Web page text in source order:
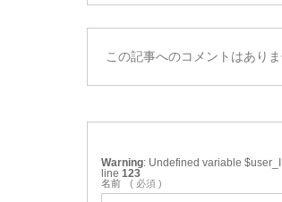
この記事へのコメントはありま
Warning : Undefined variable
line 123
名前 ( 必須 )